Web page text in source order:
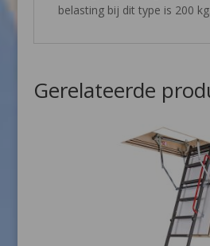
belasting bij dit type is 200 kg.
Gerelateerde